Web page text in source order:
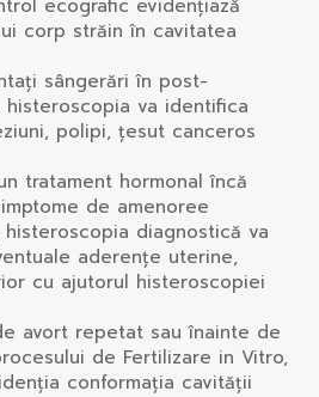
ecografic evidențiază
corp străin în cavitatea
sângerări în post-
histeroscopia va identifica
polipi, țesut canceros
tratament hormonal încă
de amenoree
diagnostică va
aderențe uterine,
cu ajutorul histeroscopiei
avort repetat sau înainte de
de Fertilizare in Vitro,
conformația cavității